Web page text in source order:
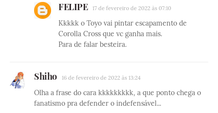
FELIPE 17 de fevereiro de 2022 às 07:10
Kkkkk o Toyo vai pintar escapamento de
Corolla Cross que vc ganha mais.
Para de falar besteira.
Shiho 16 de fevereiro de 2022 às 13:24
Olha a frase do cara kkkkkkkkk, a que ponto chega o
fanatismo pra defender o indefensável...